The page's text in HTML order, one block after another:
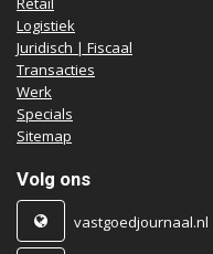
Logistiek
Juridisch | Fiscaal
Transacties
Werk
Specials
Sitemap
Volg ons
vastgoedjournaal.nl